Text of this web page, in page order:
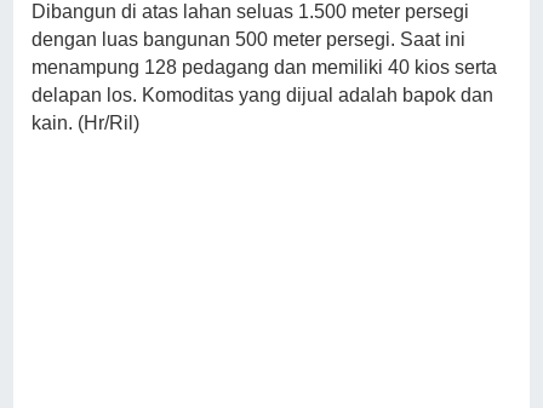
Dibangun di atas lahan seluas 1.500 meter persegi
dengan luas bangunan 500 meter persegi. Saat ini
menampung 128 pedagang dan memiliki 40 kios serta
delapan los. Komoditas yang dijual adalah bapok dan
kain. (Hr/Ril)